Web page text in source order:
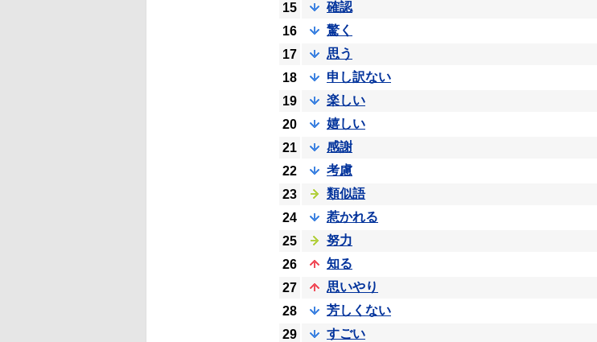
15
確認
16
驚く
17
思う
18
申し訳ない
19
楽しい
20
嬉しい
21
感謝
22
考慮
23
類似語
24
惹かれる
25
努力
26
知る
27
思いやり
28
芳しくない
29
すごい